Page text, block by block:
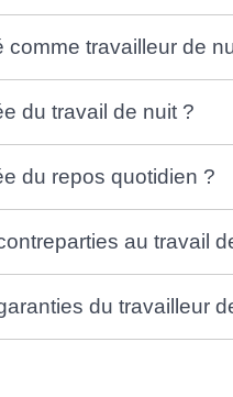
comme travailleur de
du travail de nuit ?
du repos quotidien ?
au travail
du travailleur